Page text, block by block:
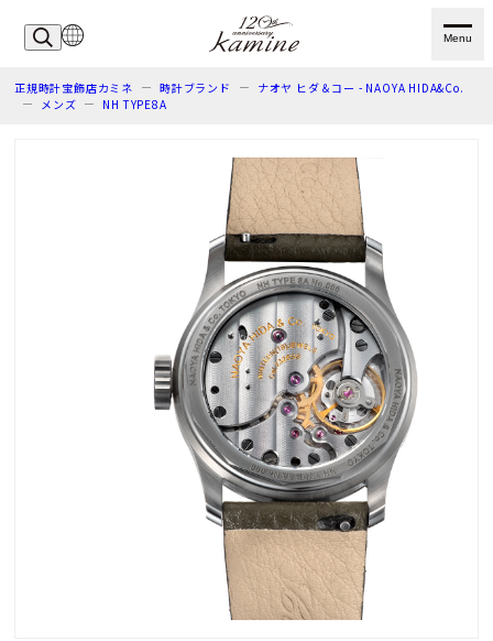
Menu
正規時計宝飾店カミネ 時計ブランド
ナオヤ ヒダ＆コー - NAOYA HIDA&Co.
メンズ
NH TYPE8A